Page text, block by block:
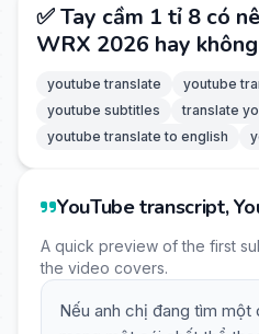
✅ Tay cầm 1 tỉ 8 có
WRX 2026 hay
youtube translate youtube
youtube subtitles
translate
youtube translate to english
YouTube transcript,
A quick preview of the first
the video covers.
Nếu anh chị đang tìm một